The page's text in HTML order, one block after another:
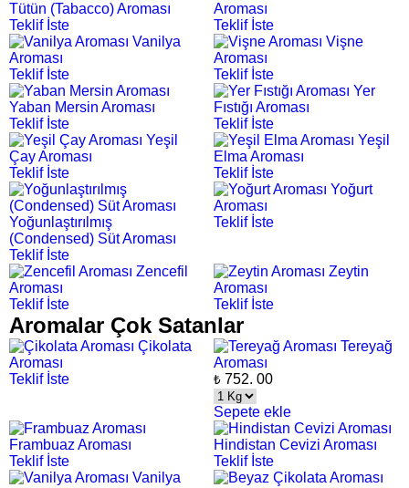
Tütün (Tabacco) Aroması
Teklif İste
Aroması
Teklif İste
Vanilya
Aroması
Teklif İste
Vişne
Aroması
Teklif İste
Yaban Mersin Aroması
Teklif İste
Yer
Fıstığı Aroması
Teklif İste
Yeşil
Çay Aroması
Teklif İste
Yeşil
Elma Aroması
Teklif İste
Yoğunlaştırılmış
(Condensed) Süt Aroması
Teklif İste
Yoğurt
Aroması
Teklif İste
Zencefil
Aroması
Teklif İste
Zeytin
Aroması
Teklif İste
Aromalar Çok Satanlar
Çikolata
Aroması
Teklif İste
Tereyağ
Aroması
₺ 752. 00
Sepete ekle
Frambuaz Aroması
Teklif İste
Hindistan Cevizi Aroması
Teklif İste
Vanilya